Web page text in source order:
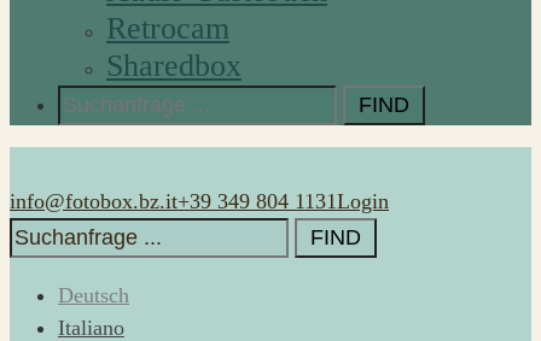
Retrocam
Sharedbox
Search
for:
info@fotobox.bz.it+39 349 804 1131Login
Search
for:
Deutsch
Italiano